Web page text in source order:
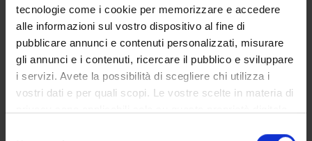
tecnologie come i cookie per memorizzare e accedere
alle informazioni sul vostro dispositivo al fine di
pubblicare annunci e contenuti personalizzati, misurare
gli annunci e i contenuti, ricercare il pubblico e sviluppare
i servizi. Avete la possibilità di scegliere chi utilizza i
vostri dati e per quali scopi. Le vostre scelte in materia di
Federica Bortolotti
Domenico De Leo
Studioso Senior
Giorgia De Paoli